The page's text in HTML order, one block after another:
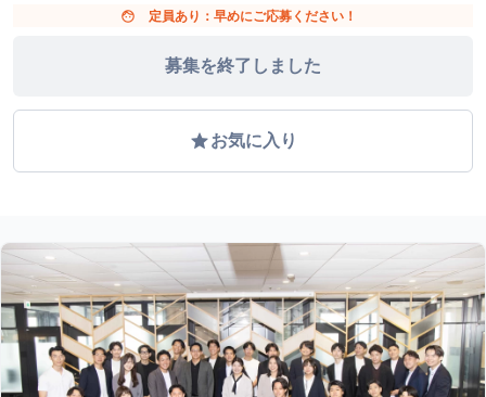
face 定員あり：早めにご応募ください！
募集を終了しました
gradeお気に入り